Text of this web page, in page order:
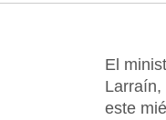
El
Larraín,
este